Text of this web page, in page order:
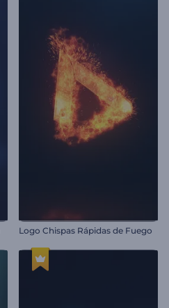
Logo Chispas Rápidas de Fuego